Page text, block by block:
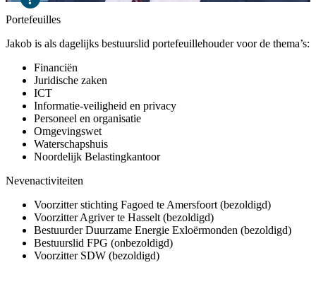
Portefeuilles
Jakob is als dagelijks bestuurslid portefeuillehouder voor de thema’s:
Financiën
Juridische zaken
ICT
Informatie-veiligheid en privacy
Personeel en organisatie
Omgevingswet
Waterschapshuis
Noordelijk Belastingkantoor
Nevenactiviteiten
Voorzitter stichting Fagoed te Amersfoort (bezoldigd)
Voorzitter Agriver te Hasselt (bezoldigd)
Bestuurder Duurzame Energie Exloërmonden (bezoldigd)
Bestuurslid FPG (onbezoldigd)
Voorzitter SDW (bezoldigd)